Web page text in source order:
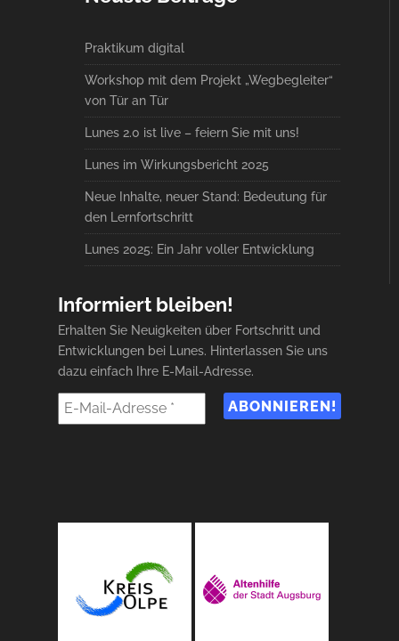
Praktikum digital
Workshop mit dem Projekt „Wegbegleiter“
von Tür an Tür
Lunes 2.0 ist live – feiern Sie mit uns!
Lunes im Wirkungsbericht 2025
Neue Inhalte, neuer Stand: Bedeutung für
den Lernfortschritt
Lunes 2025: Ein Jahr voller Entwicklung
Informiert bleiben!
Erhalten Sie Neuigkeiten über Fortschritt und
Entwicklungen bei Lunes. Hinterlassen Sie uns
dazu einfach Ihre E-Mail-Adresse.